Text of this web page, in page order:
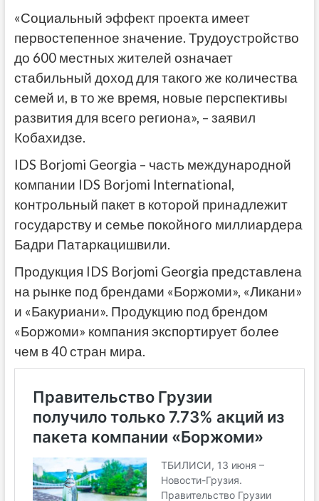
«Социальный эффект проекта имеет
первостепенное значение. Трудоустройство
до 600 местных жителей означает
стабильный доход для такого же количества
семей и, в то же время, новые перспективы
развития для всего региона», – заявил
Кобахидзе.
IDS Borjomi Georgia – часть международной
компании IDS Borjomi International,
контрольный пакет в которой принадлежит
государству и семье покойного миллиардера
Бадри Патаркацишвили.
Продукция IDS Borjomi Georgia представлена ​​
на рынке под брендами «Боржоми», «Ликани»
и «Бакуриани». Продукцию под брендом
«Боржоми» компания экспортирует более
чем в 40 стран мира.